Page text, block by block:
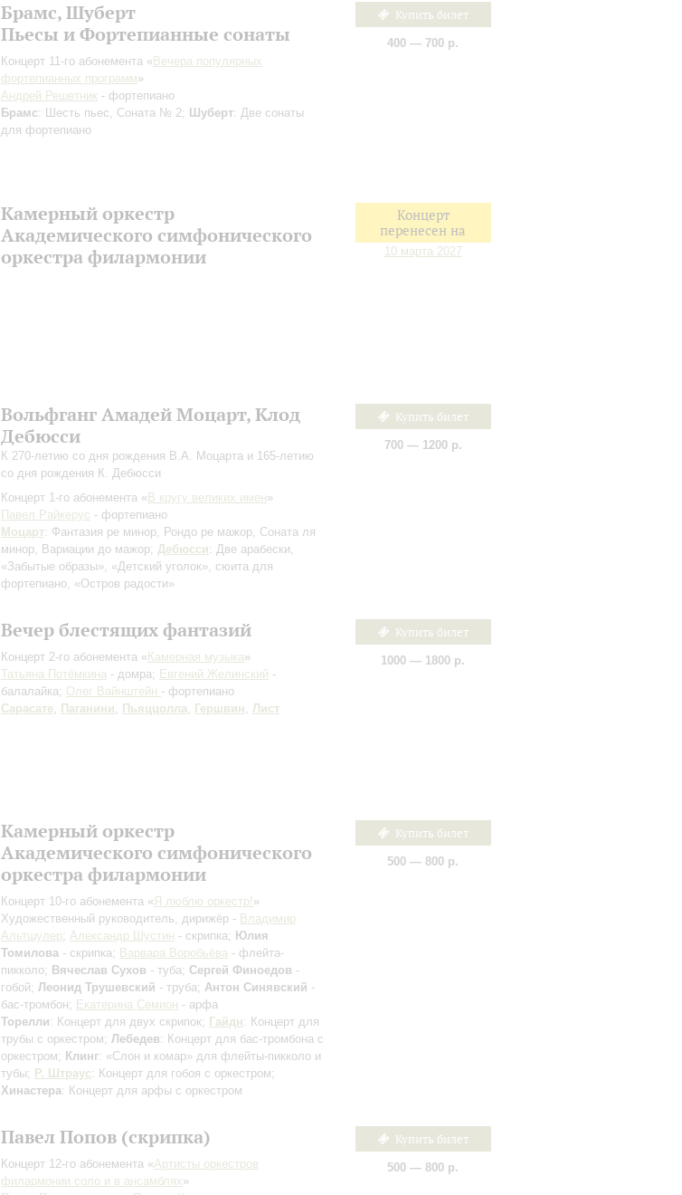
Брамс, Шуберт
Пьесы и Фортепианные сонаты
Концерт 11-го абонемента « Вечера популярных
фортепианных программ»
Андрей Решетник - фортепиано
Брамс: Шесть пьес, Соната № 2; Шуберт: Две сонаты
для фортепиано
Купить билет
400 — 700 р.
Камерный оркестр
Академического симфонического
оркестра филармонии
Концерт
перенесен на
10 марта 2027
Вольфганг Амадей Моцарт, Клод
Дебюсси
К 270-летию со дня рождения В.А. Моцарта и 165-летию
со дня рождения К. Дебюсси
Концерт 1-го абонемента « В кругу великих имен»
Павел Райкерус - фортепиано
Моцарт: Фантазия ре минор, Рондо ре мажор, Соната ля
минор, Вариации до мажор; Дебюсси: Две арабески,
«Забытые образы», «Детский уголок», сюита для
фортепиано, «Остров радости»
Купить билет
700 — 1200 р.
Вечер блестящих фантазий
Концерт 2-го абонемента « Камерная музыка»
Татьяна Потёмкина - домра; Евгений Желинский -
балалайка; Олег Вайнштейн - фортепиано
Сарасате, Паганини, Пьяццолла, Гершвин, Лист
Купить билет
1000 — 1800 р.
Камерный оркестр
Академического симфонического
оркестра филармонии
Концерт 10-го абонемента «Я люблю оркестр! »
Художественный руководитель, дирижёр - Владимир
Альтшулер; Александр Шустин - скрипка; Юлия
Томилова - скрипка; Варвара Воробьёва - флейта-
пикколо; Вячеслав Сухов - туба; Сергей Финоедов -
гобой; Леонид Трушевский - труба; Антон Синявский -
бас-тромбон; Екатерина Семион - арфа
Торелли: Концерт для двух скрипок; Гайдн: Концерт для
трубы с оркестром; Лебедев: Концерт для бас-тромбона с
оркестром; Клинг: «Слон и комар» для флейты-пикколо и
тубы; Р. Штраус: Концерт для гобоя с оркестром;
Хинастера: Концерт для арфы с оркестром
Купить билет
500 — 800 р.
Павел Попов (скрипка)
Концерт 12-го абонемента «Артисты оркестров
филармонии соло и в ансамблях»
Купить билет
500 — 800 р.